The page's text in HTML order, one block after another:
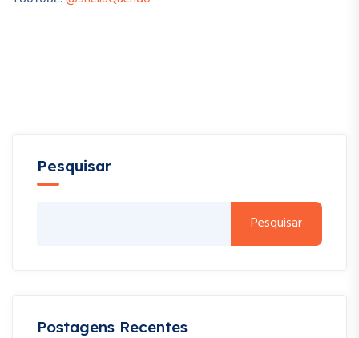
Pesquisar
Pesquisar
Postagens Recentes